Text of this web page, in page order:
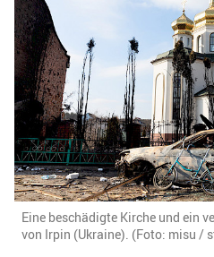
Eine beschädigte Kirche und ein
von Irpin (Ukraine). (Foto: misu /